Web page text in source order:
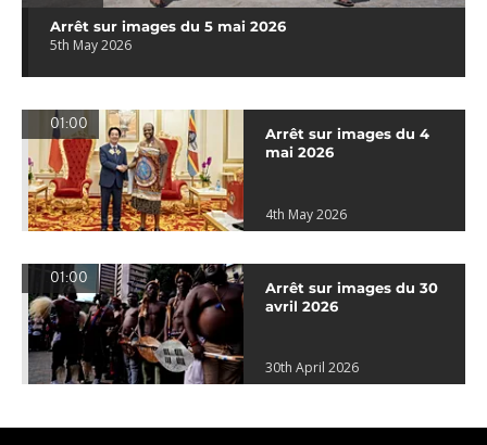
Arrêt sur images du 5 mai 2026
5th May 2026
01:00
Arrêt sur images du 4
mai 2026
4th May 2026
01:00
Arrêt sur images du 30
avril 2026
30th April 2026